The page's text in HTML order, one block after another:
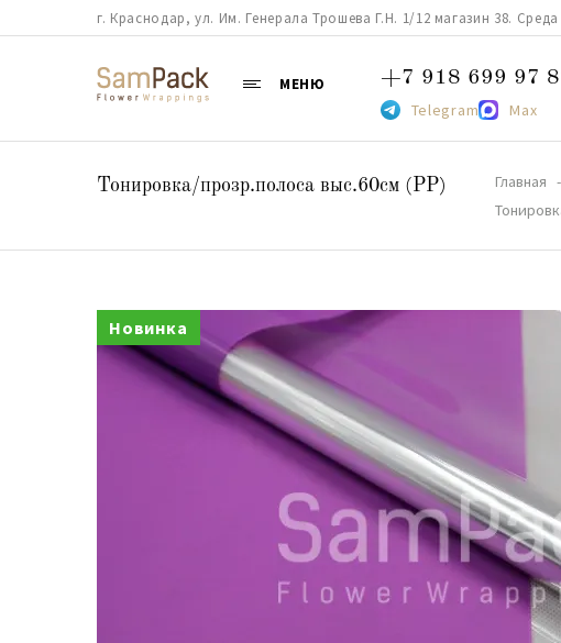
г. Краснодар, ул. Им. Генерала Трошева Г.Н. 1/12 магазин 38.
МЕНЮ +7 918 699 97
Telegram Max
Тонировка/прозр.полоса выс.60см (PP) Главная
Новинка